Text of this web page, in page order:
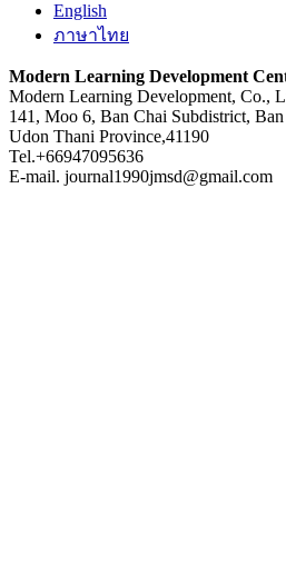
English
ภาษาไทย
Modern Learning Development
Modern Learning Development, Co.,
141, Moo 6, Ban Chai Subdistrict,
Udon Thani Province,41190
Tel.+66947095636
E-mail. journal1990jmsd@gmail.com